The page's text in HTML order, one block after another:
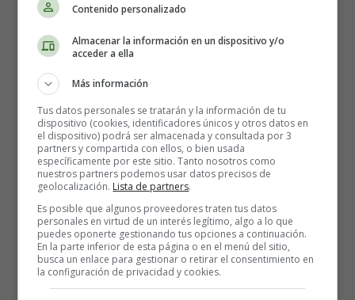
Contenido personalizado
Almacenar la información en un dispositivo y/o
acceder a ella
Más información
Tus datos personales se tratarán y la información de tu
dispositivo (cookies, identificadores únicos y otros datos en
el dispositivo) podrá ser almacenada y consultada por 3
partners y compartida con ellos, o bien usada
específicamente por este sitio. Tanto nosotros como
nuestros partners podemos usar datos precisos de
geolocalización. Lista de partners.
Es posible que algunos proveedores traten tus datos
personales en virtud de un interés legítimo, algo a lo que
puedes oponerte gestionando tus opciones a continuación.
En la parte inferior de esta página o en el menú del sitio,
busca un enlace para gestionar o retirar el consentimiento en
la configuración de privacidad y cookies.